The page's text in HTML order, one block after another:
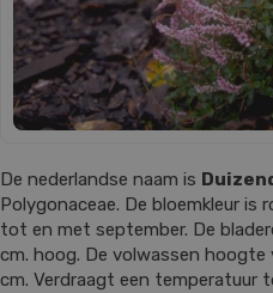
De nederlandse naam is
Polygonaceae. De bloemkleur is
tot en met september. De
cm. hoog. De volwassen hoogte
cm. Verdraagt een temperatuur